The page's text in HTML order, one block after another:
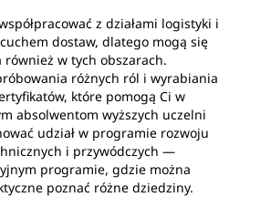
z działami logistyki i
dostaw, dlatego mogą się
również w tych obszarach.
różnych ról i wyrabiania
które pomogą Ci w
absolwentom wyższych uczelni
udział w programie rozwoju
i przywódczych —
programie, gdzie można
poznać różne dziedziny.